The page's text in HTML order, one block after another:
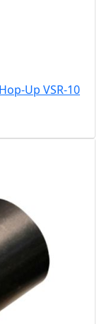
Up VSR-10